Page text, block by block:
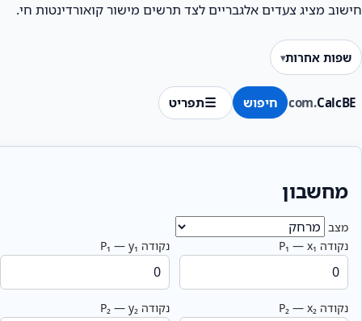
.com חיפוש תפריט
מציג צעדים אלגבריים לצד תרשים מישור קואורדינטות חי.
אחרות
מחשבון
מצב
נקודה P₁ — x₁
נקודה P₁ — y₁
נקודה P₂ — x₂ נקודה P₂ — y₂